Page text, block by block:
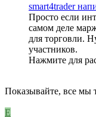
smart4trader
Просто если
самом деле
для торговли.
участников.
Нажмите для
Показывайте, все мы
E